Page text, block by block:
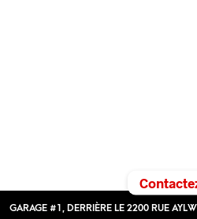
GARAGE #1, DERRIÈRE LE 2200 RUE